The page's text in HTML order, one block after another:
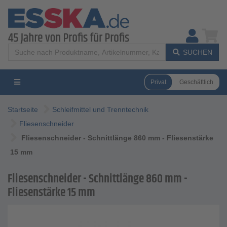
SUCHEN
Privat Geschäftlich
Startseite
Schleifmittel und Trenntechnik
Fliesenschneider
Fliesenschneider - Schnittlänge 860 mm - Fliesenstärke
15 mm
Fliesenschneider - Schnittlänge 860 mm -
Fliesenstärke 15 mm